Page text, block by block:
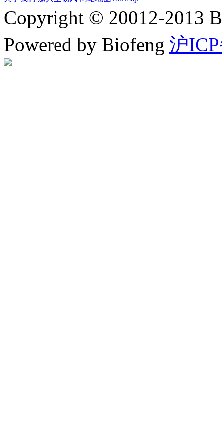
Copyright © 20012-2013
Powered by Biofeng 沪